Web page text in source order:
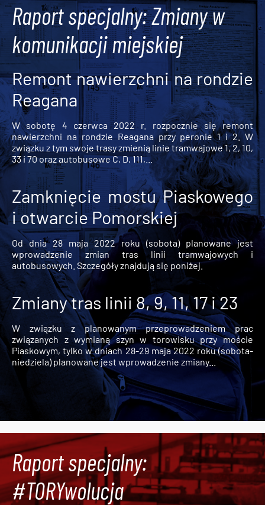
Raport specjalny: Zmiany w
komunikacji miejskiej
Remont nawierzchni na rondzie
Reagana
W sobotę 4 czerwca 2022 r. rozpocznie się remont
nawierzchni na rondzie Reagana przy peronie 1 i 2. W
związku z tym swoje trasy zmienią linie tramwajowe 1, 2, 10,
33 i 70 oraz autobusowe C, D, 111,...
Zamknięcie mostu Piaskowego
i otwarcie Pomorskiej
Od dnia 28 maja 2022 roku (sobota) planowane jest
wprowadzenie zmian tras linii tramwajowych i
autobusowych. Szczegóły znajdują się poniżej.
Zmiany tras linii 8, 9, 11, 17 i 23
W związku z planowanym przeprowadzeniem prac
związanych z wymianą szyn w torowisku przy moście
Piaskowym, tylko w dniach 28-29 maja 2022 roku (sobota-
niedziela) planowane jest wprowadzenie zmiany...
Raport specjalny:
#TORYwolucja